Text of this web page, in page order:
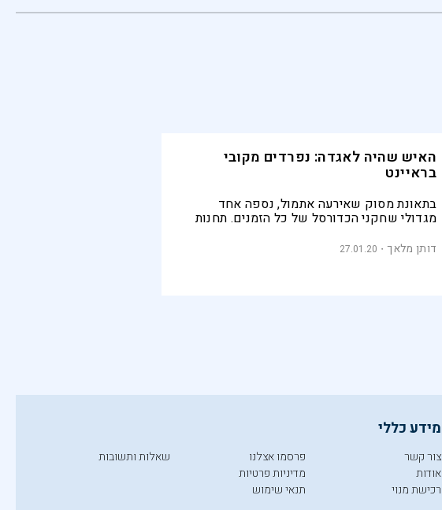
האיש שהיה לאגדה: נפרדים מקובי
בראיינט
בתאונת מסוק שאירעה אתמול, נספה אחד
מגדולי שחקני הכדורסל של כל הזמנים. תחנות
דותן מלאך 27.01.20
מידע כללי
צור קשר
אודות
רכישת מנוי
פרסמו אצלנו
מדיניות פרטיות
תנאי שימוש
שאלות ותשובות